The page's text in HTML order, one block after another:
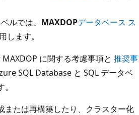
ルでは、 MAXDOPデータベース ス
します。
に関する考慮事項と 推奨事
SQL Database と SQL データベ
または再構築したり、クラスター化